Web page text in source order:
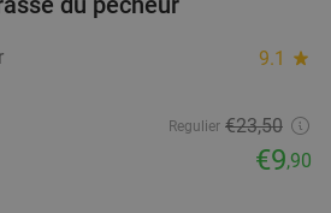
,90
31%
9.1 star
Regulier €23,50
€9,90